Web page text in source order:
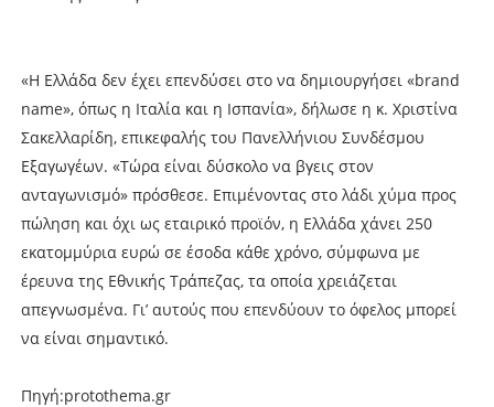
«Η Ελλάδα δεν έχει επενδύσει στο να δημιουργήσει «brand
name», όπως η Ιταλία και η Ισπανία», δήλωσε η κ. Χριστίνα
Σακελλαρίδη, επικεφαλής του Πανελλήνιου Συνδέσμου
Εξαγωγέων. «Τώρα είναι δύσκολο να βγεις στον
ανταγωνισμό» πρόσθεσε. Επιμένοντας στο λάδι χύμα προς
πώληση και όχι ως εταιρικό προϊόν, η Ελλάδα χάνει 250
εκατομμύρια ευρώ σε έσοδα κάθε χρόνο, σύμφωνα με
έρευνα της Εθνικής Τράπεζας, τα οποία χρειάζεται
απεγνωσμένα. Γι’ αυτούς που επενδύουν το όφελος μπορεί
να είναι σημαντικό.
Πηγή:protothema.gr